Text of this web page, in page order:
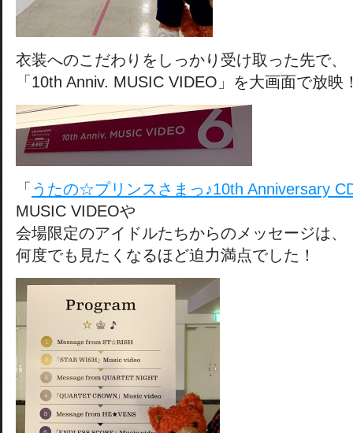
衣装へのこだわりをしっかり受け取った先で、
「10th Anniv. MUSIC VIDEO」を大画面で放映
「 うたの☆プリンスさまっ♪10th Anniversary
MUSIC VIDEOや
会場限定のアイドルたちからのメッセージは、
何度でも見たくなるほど迫力満点でした！